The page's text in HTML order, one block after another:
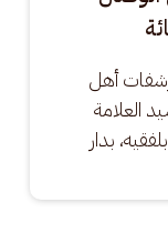
أهل
العلامة
بدار